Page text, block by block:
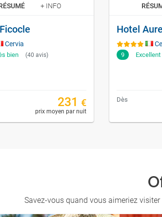
+ INFO
Cervia
bien (40 avis)
231 €
prix moyen par nuit
Hotel
9 Excellent
Dès
Savez-vous quand vous aimeriez